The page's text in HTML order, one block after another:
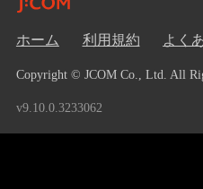
ホーム 利用規約 よく
Copyright © JCOM Co., Ltd. All
v9.10.0.3233062